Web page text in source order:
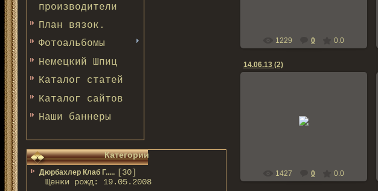
производители
План вязок.
Фотоальбомы
Немецкий Шпиц
Каталог статей
Каталог сайтов
Наши баннеры
Категории
Дюрбахлер Клаб Г..... [30]
Щенки рожд: 19.05.2008
1229 0 0.0
14.06.13 (2)
1427 0 0.0